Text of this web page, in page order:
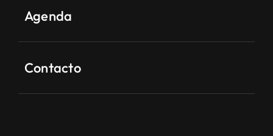
Agenda
Contacto